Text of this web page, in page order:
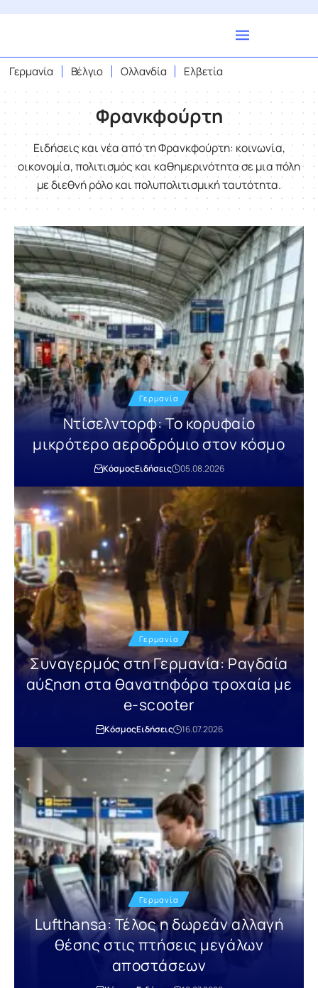
Γερμανία Βέλγιο Ολλανδία Ελβετία
Φρανκφούρτη
Ειδήσεις και νέα από τη Φρανκφούρτη: κοινωνία,
οικονομία, πολιτισμός και καθημερινότητα σε μια πόλη
με διεθνή ρόλο και πολυπολιτισμική ταυτότητα.
Γερμανία
Ντίσελντορφ: Το κορυφαίο
μικρότερο αεροδρόμιο στον κόσμο
ΚόσμοςΕιδήσεις 05.08.2026
Γερμανία
Συναγερμός στη Γερμανία: Ραγδαία
αύξηση στα θανατηφόρα τροχαία με
e-scooter
ΚόσμοςΕιδήσεις 16.07.2026
Γερμανία
Lufthansa: Τέλος η δωρεάν αλλαγή
θέσης στις πτήσεις μεγάλων
αποστάσεων